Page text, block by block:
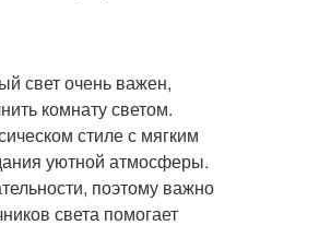
свет очень важен,
комнату светом.
стиле с мягким
уютной атмосферы.
поэтому важно
света помогает